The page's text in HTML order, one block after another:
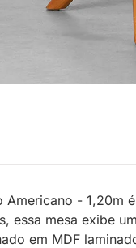
Americano -
essa mesa exibe
em MDF